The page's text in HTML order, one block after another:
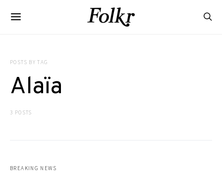
POSTS BY TAG
Alaïa
3 POSTS
BREAKING NEWS